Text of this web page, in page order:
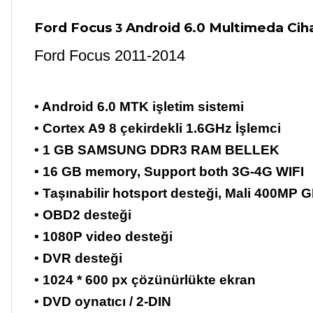
Ford Focus 3 Android 6.0 Multimeda
Ford Focus 2011-2014
• Android 6.0 MTK işletim sistemi
• Cortex A9 8 çekirdekli 1.6GHz İşlemci
• 1 GB SAMSUNG DDR3 RAM BELLEK
• 16 GB memory, Support both 3G-4G WIFI
• Taşınabilir hotsport desteği, Mali 400MP
• OBD2 desteği
• 1080P video desteği
• DVR desteği
• 1024 * 600 px çözünürlükte ekran
• DVD oynatıcı / 2-DIN